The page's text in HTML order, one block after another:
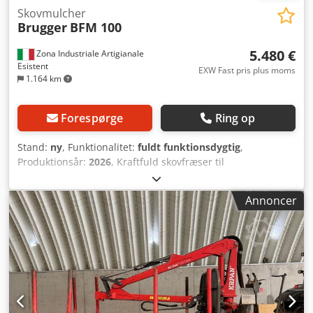
Zona Industriale Artigianale
Esistent
1.164 km
Skovmulcher
Brugger BFM 100
5.480 €
EXW Fast pris plus moms
Forespørge Ring op
Stand: ny, Funktionalitet: fuldt funktionsdygtig,
Produktionsår: 2026, Kraftfuld skovfræser til
gravemaskiner fra 9 til 13 ton Brugger BFM 100 er udviklet
til krævende opgaver inden for skovbrug, have- og
anlægsarbejde samt ved rydnings- og
vedligeholdelsesarbejde. Takket være dens arbejdsbredde
på 1.000 mm kan buske, hække, grene og træstammer med
en diameter på op til ca. 250 mm effektivt findes og
reduceres i størrelse. Den store rotor med 16
hårdmetalværktøjer sikrer i kombination med det
kraftfulde kileremsdrev en jævn drift og høj ydeevne. Det
forstærkede stålhus er designet til daglig professionel
Annoncer